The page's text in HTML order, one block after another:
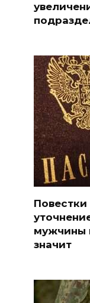
Повестки
мужчины
значит